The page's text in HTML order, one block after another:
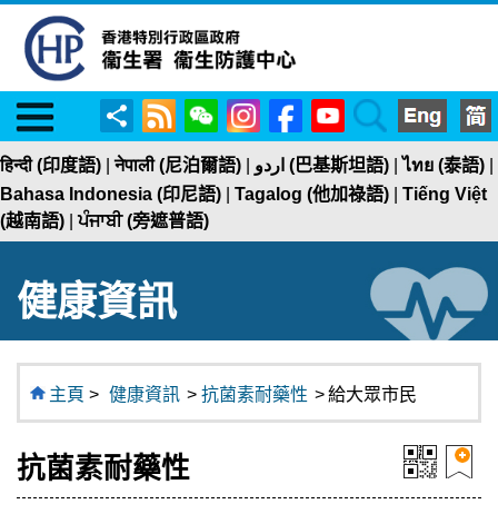
Menu
分
享
RSS WeChatInstagramFacebookYouTubeSearch
हिन्दी (印度語) |नेपाली (尼泊爾語) اردو (巴基斯坦語) |ไทย (泰語)
Bahasa Indonesia (印尼語)
Tagalog (他加祿語)
Tiếng Việt
(越南語) |ਪੰਜਾਬੀ (旁遮普語)
健康資訊
主頁 > 健康資訊 > 抗菌素耐藥性 >給大眾市民
抗菌素耐藥性